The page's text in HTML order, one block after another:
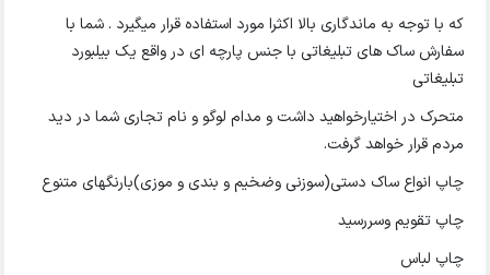
که با توجه به ماندگاری بالا اکثرا مورد استفاده قرار میگیرد . شما با
سفارش ساک های تبلیغاتی با جنس پارچه ای در واقع یک بیلبورد
تبلیغاتی
متحرک در اختیارخواهید داشت و مدام لوگو و نام تجاری شما در دید
مردم قرار خواهد گرفت.
چاپ انواع ساک دستی(سوزنی وضخیم و بندی و موزی)بارنگهای متنوع
چاپ تقویم وسررسید
چاپ لباس